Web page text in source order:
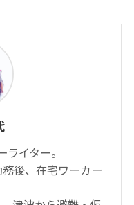
イター。
後、在宅ワーカー